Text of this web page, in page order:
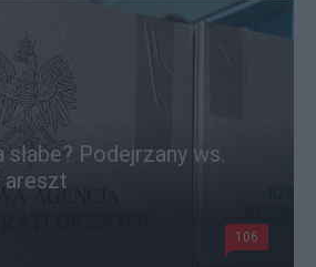
Podejrzany ws.
areszt
106